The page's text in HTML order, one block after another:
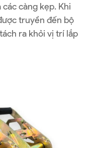
càng kẹp. Khi
truyền đến bộ
ra khỏi vị trí lắp